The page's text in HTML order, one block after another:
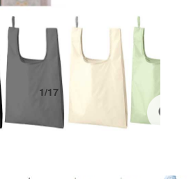
1/17